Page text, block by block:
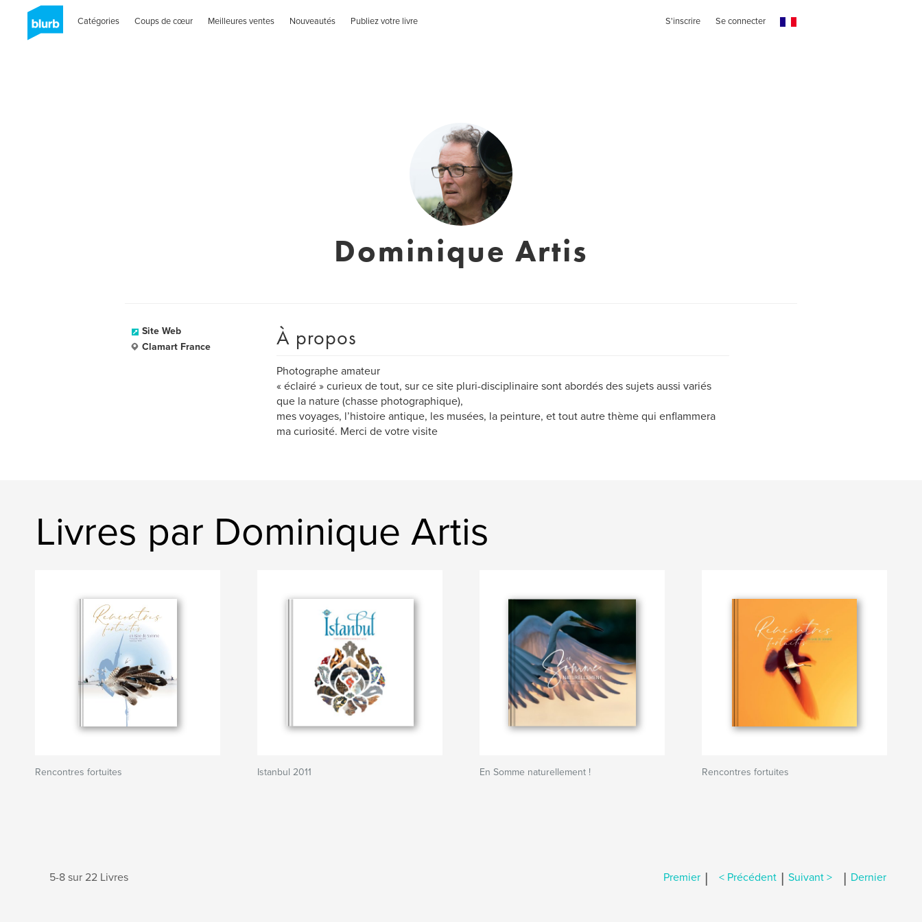
Catégories Coups de cœur Meilleures ventes Nouveautés Publiez votre livre S'inscrire Se connecter
Dominique Artis
Site Web
Clamart France
À propos
Photographe amateur
« éclairé » curieux de tout, sur ce site pluri-disciplinaire sont abordés des sujets aussi variés
que la nature (chasse photographique),
mes voyages, l’histoire antique, les musées, la peinture, et tout autre thème qui enflammera
ma curiosité. Merci de votre visite
Livres par Dominique Artis
Rencontres fortuites Istanbul 2011 En Somme naturellement ! Rencontres fortuites
5-8 sur 22 Livres Premier | < Précédent | Suivant > | Dernier